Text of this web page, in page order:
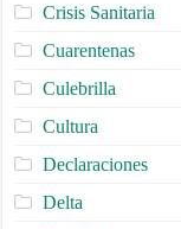
Crisis Sanitaria
Cuarentenas
Culebrilla
Cultura
Declaraciones
Delta